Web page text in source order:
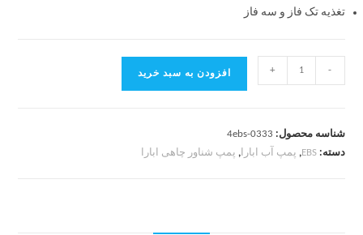
تغذیهتک فاز و سه فاز
-
+ افزودن به سبد خرید
شناسه محصول: 4ebs-0333
دسته:EBS
, پمپ آب ابارا, پمپ شناور چاهی ابارا